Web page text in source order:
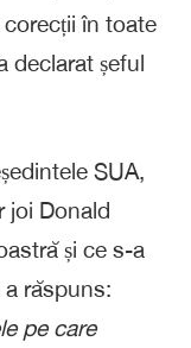
în toate
declarat șeful
SUA,
joi Donald
și ce s-a
răspuns:
pe care